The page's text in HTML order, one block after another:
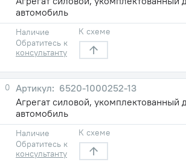
автомобиль
Наличие
Обратитесь к
консультанту
К схеме
0
6520-1000252-13
Агрегат силовой, укомплектованный
автомобиль
Наличие
Обратитесь к
консультанту
К схеме